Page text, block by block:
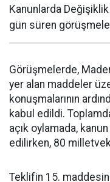
Kanunlarda Değişiklik
gün süren
Görüşmelerde,
yer alan maddeler
konuşmalarının
kabul edildi.
açık oylamada,
edilirken, 80
Teklifin 15.